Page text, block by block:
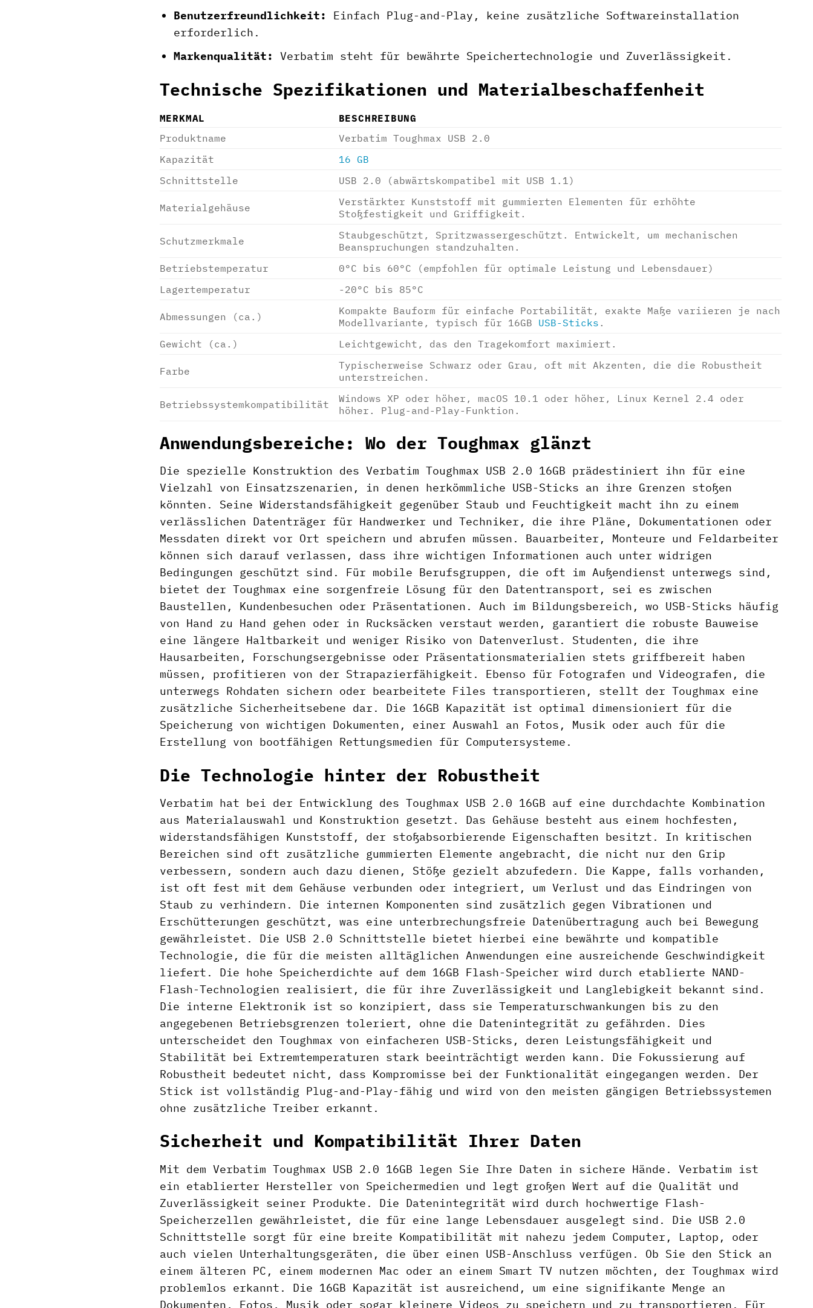
Benutzerfreundlichkeit:
Einfach Plug-and-Play, keine zusätzliche Softwareinstallation
erforderlich.
Markenqualität:
Verbatim steht für bewährte Speichertechnologie und Zuverlässigkeit.
Technische Spezifikationen und Materialbeschaffenheit
MERKMAL
BESCHREIBUNG
Produktname
Verbatim Toughmax USB 2.0
Kapazität
16 GB
Schnittstelle
USB 2.0 (abwärtskompatibel mit USB 1.1)
Materialgehäuse
Verstärkter Kunststoff mit gummierten Elementen für erhöhte
Stoßfestigkeit und Griffigkeit.
Schutzmerkmale
Staubgeschützt, Spritzwassergeschützt. Entwickelt, um mechanischen
Beanspruchungen standzuhalten.
Betriebstemperatur
0°C bis 60°C (empfohlen für optimale Leistung und Lebensdauer)
Lagertemperatur
-20°C bis 85°C
Abmessungen (ca.)
Kompakte Bauform für einfache Portabilität, exakte Maße variieren je nach
Modellvariante, typisch für 16GB USB-Sticks .
Gewicht (ca.)
Leichtgewicht, das den Tragekomfort maximiert.
Farbe
Typischerweise Schwarz oder Grau, oft mit Akzenten, die die Robustheit
unterstreichen.
Betriebssystemkompatibilität
Windows XP oder höher, macOS 10.1 oder höher, Linux Kernel 2.4 oder
höher. Plug-and-Play-Funktion.
Anwendungsbereiche: Wo der Toughmax glänzt
Die spezielle Konstruktion des Verbatim Toughmax USB 2.0 16GB prädestiniert ihn für eine
Vielzahl von Einsatzszenarien, in denen herkömmliche USB-Sticks an ihre Grenzen stoßen
könnten. Seine Widerstandsfähigkeit gegenüber Staub und Feuchtigkeit macht ihn zu einem
verlässlichen Datenträger für Handwerker und Techniker, die ihre Pläne, Dokumentationen oder
Messdaten direkt vor Ort speichern und abrufen müssen. Bauarbeiter, Monteure und Feldarbeiter
können sich darauf verlassen, dass ihre wichtigen Informationen auch unter widrigen
Bedingungen geschützt sind. Für mobile Berufsgruppen, die oft im Außendienst unterwegs sind,
bietet der Toughmax eine sorgenfreie Lösung für den Datentransport, sei es zwischen
Baustellen, Kundenbesuchen oder Präsentationen. Auch im Bildungsbereich, wo USB-Sticks häufig
von Hand zu Hand gehen oder in Rucksäcken verstaut werden, garantiert die robuste Bauweise
eine längere Haltbarkeit und weniger Risiko von Datenverlust. Studenten, die ihre
Hausarbeiten, Forschungsergebnisse oder Präsentationsmaterialien stets griffbereit haben
müssen, profitieren von der Strapazierfähigkeit. Ebenso für Fotografen und Videografen, die
unterwegs Rohdaten sichern oder bearbeitete Files transportieren, stellt der Toughmax eine
zusätzliche Sicherheitsebene dar. Die 16GB Kapazität ist optimal dimensioniert für die
Speicherung von wichtigen Dokumenten, einer Auswahl an Fotos, Musik oder auch für die
Erstellung von bootfähigen Rettungsmedien für Computersysteme.
Die Technologie hinter der Robustheit
Verbatim hat bei der Entwicklung des Toughmax USB 2.0 16GB auf eine durchdachte Kombination
aus Materialauswahl und Konstruktion gesetzt. Das Gehäuse besteht aus einem hochfesten,
widerstandsfähigen Kunststoff, der stoßabsorbierende Eigenschaften besitzt. In kritischen
Bereichen sind oft zusätzliche gummierten Elemente angebracht, die nicht nur den Grip
verbessern, sondern auch dazu dienen, Stöße gezielt abzufedern. Die Kappe, falls vorhanden,
ist oft fest mit dem Gehäuse verbunden oder integriert, um Verlust und das Eindringen von
Staub zu verhindern. Die internen Komponenten sind zusätzlich gegen Vibrationen und
Erschütterungen geschützt, was eine unterbrechungsfreie Datenübertragung auch bei Bewegung
gewährleistet. Die USB 2.0 Schnittstelle bietet hierbei eine bewährte und kompatible
Technologie, die für die meisten alltäglichen Anwendungen eine ausreichende Geschwindigkeit
liefert. Die hohe Speicherdichte auf dem 16GB Flash-Speicher wird durch etablierte NAND-
Flash-Technologien realisiert, die für ihre Zuverlässigkeit und Langlebigkeit bekannt sind.
Die interne Elektronik ist so konzipiert, dass sie Temperaturschwankungen bis zu den
angegebenen Betriebsgrenzen toleriert, ohne die Datenintegrität zu gefährden. Dies
unterscheidet den Toughmax von einfacheren USB-Sticks, deren Leistungsfähigkeit und
Stabilität bei Extremtemperaturen stark beeinträchtigt werden kann. Die Fokussierung auf
Robustheit bedeutet nicht, dass Kompromisse bei der Funktionalität eingegangen werden. Der
Stick ist vollständig Plug-and-Play-fähig und wird von den meisten gängigen Betriebssystemen
ohne zusätzliche Treiber erkannt.
Sicherheit und Kompatibilität Ihrer Daten
Mit dem Verbatim Toughmax USB 2.0 16GB legen Sie Ihre Daten in sichere Hände. Verbatim ist
ein etablierter Hersteller von Speichermedien und legt großen Wert auf die Qualität und
Zuverlässigkeit seiner Produkte. Die Datenintegrität wird durch hochwertige Flash-
Speicherzellen gewährleistet, die für eine lange Lebensdauer ausgelegt sind. Die USB 2.0
Schnittstelle sorgt für eine breite Kompatibilität mit nahezu jedem Computer, Laptop, oder
auch vielen Unterhaltungsgeräten, die über einen USB-Anschluss verfügen. Ob Sie den Stick an
einem älteren PC, einem modernen Mac oder an einem Smart TV nutzen möchten, der Toughmax wird
problemlos erkannt. Die 16GB Kapazität ist ausreichend, um eine signifikante Menge an
Dokumenten, Fotos, Musik oder sogar kleinere Videos zu speichern und zu transportieren. Für